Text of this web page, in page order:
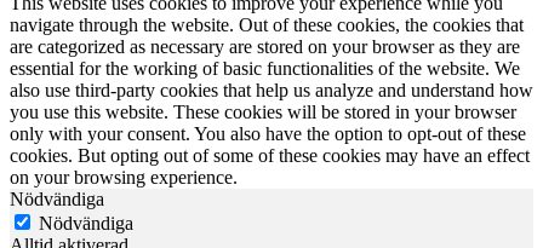
navigate through the website. Out of these cookies, the cookies that
are categorized as necessary are stored on your browser as they are
essential for the working of basic functionalities of the website. We
also use third-party cookies that help us analyze and understand how
you use this website. These cookies will be stored in your browser
only with your consent. You also have the option to opt-out of these
cookies. But opting out of some of these cookies may have an effect
on your browsing experience.
Nödvändiga
Nödvändiga